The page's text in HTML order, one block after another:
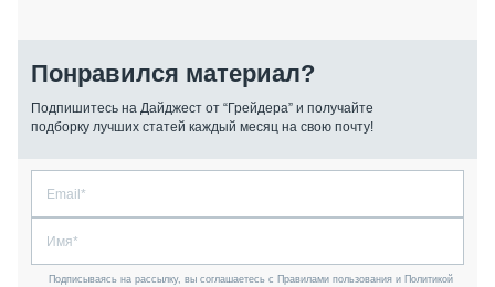
Понравился материал?
Подпишитесь на Дайджест от “Грейдера” и получайте
подборку лучших статей каждый месяц на свою почту!
Подписываясь на рассылку, вы соглашаетесь с Правилами пользования и Политикой